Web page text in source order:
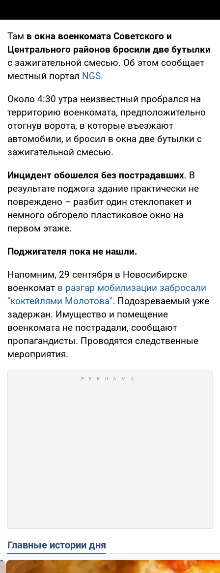
Там в окна военкомата Советского и
Центрального районов бросили две бутылки
с зажигательной смесью. Об этом сообщает
местный портал NGS.
Около 4:30 утра неизвестный пробрался на
территорию военкомата, предположительно
отогнув ворота, в которые въезжают
автомобили, и бросил в окна две бутылки с
зажигательной смесью.
Инцидент обошелся без пострадавших. В
результате поджога здание практически не
повреждено – разбит один стеклопакет и
немного обгорело пластиковое окно на
первом этаже.
Поджигателя пока не нашли.
Напомним, 29 сентября в Новосибирске
военкомат в разгар мобилизации забросали
"коктейлями Молотова". Подозреваемый уже
задержан. Имущество и помещение
военкомата не пострадали, сообщают
пропагандисты. Проводятся следственные
мероприятия.
Главные истории дня